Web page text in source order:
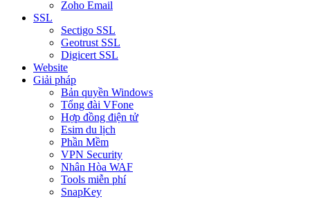
Zoho Email
SSL
Sectigo SSL
Geotrust SSL
Digicert SSL
Website
Giải pháp
Bản quyền Windows
Tổng đài VFone
Hợp đồng điện tử
Esim du lịch
Phần Mềm
VPN Security
Nhân Hòa WAF
Tools miễn phí
SnapKey